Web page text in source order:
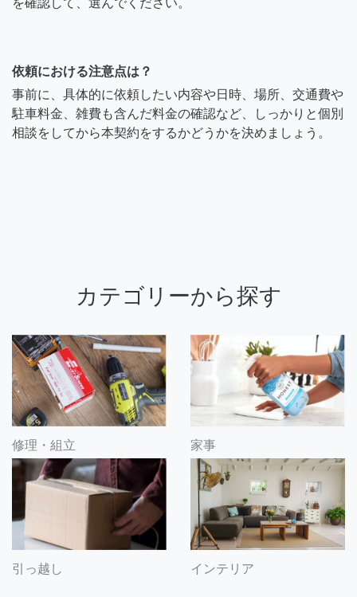
を確認して、選んでください。
依頼における注意点は？
事前に、具体的に依頼したい内容や日時、場所、交通費や
駐車料金、雑費も含んだ料金の確認など、しっかりと個別
相談をしてから本契約をするかどうかを決めましょう。
カテゴリーから探す
修理・組立 家事
引っ越し インテリア